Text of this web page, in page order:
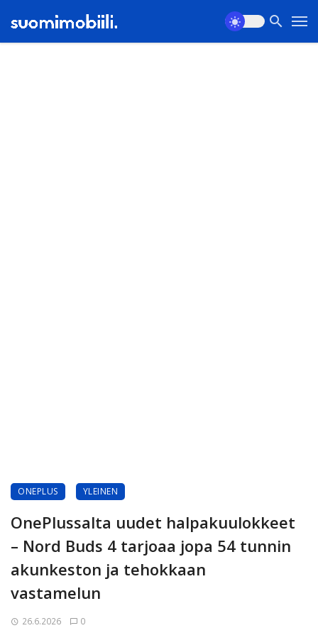
ONEPLUS YLEINEN
OnePlussalta uudet halpakuulokkeet
– Nord Buds 4 tarjoaa jopa 54 tunnin
akunkeston ja tehokkaan
vastamelun
26.6.2026 0